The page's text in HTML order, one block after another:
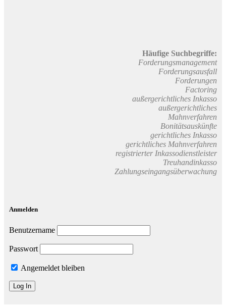
Häufige Suchbegriffe:
Forderungsmanagement
Forderungsausfall
Forderungen
Factoring
außergerichtliches Inkasso
außergerichtliches
Mahnverfahren
Bonitätsauskünfte
gerichtliches Inkasso
gerichtliches Mahnverfahren
registrierter Inkassodienstleister
Treuhandinkasso
Zahlungseingangsüberwachung
Anmelden
Benutzername
Passwort
Angemeldet bleiben